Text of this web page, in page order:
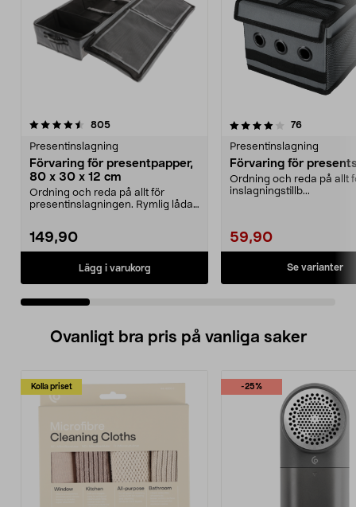
805recensioner
Presentinslagning
Förvaring för presentpapper,
80 x 30 x 12 cm
Ordning och reda på allt för
presentinslagningen. Rymlig låda
149,90
Lägg i varukorg
4.0 av 5 stjärnor 76recensioner
Presentinslagning
Förvaring för
Ordning och reda på allt
inslagningstillb...
59,90
Se varianter
4.5 av 5 stjärnor
Ovanligt bra pris på vanliga saker
Kolla priset -25%